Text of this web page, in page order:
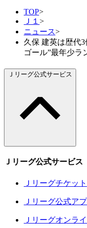
TOP>
Ｊ１ >
ニュース>
久保 建英は歴代
ゴール”最年少ラ
Ｊリーグ公式サービス
Ｊリーグ公式サービス
Ｊリーグチケット
Ｊリーグ公式ア
Ｊリーグオンラ